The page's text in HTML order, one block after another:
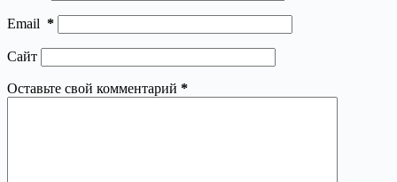
Email *
Сайт
Оставьте свой комментарий *